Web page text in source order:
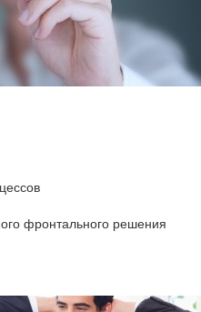
фрон­таль­но­го ре­ше­ния